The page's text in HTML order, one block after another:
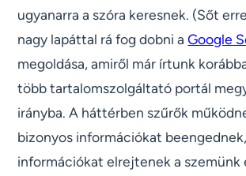
ugyanarra a szóra keresnek. (Sőt
nagy lapáttal rá fog dobni aGoogle
megoldása, amiről már írtunk
több tartalomszolgáltató portál
irányba. A háttérben szűrők
bizonyos információkat
információkat elrejtenek a szemünk